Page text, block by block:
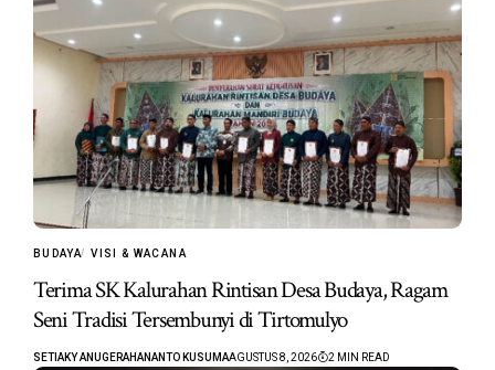
BUDAYA VISI & WACANA
Terima SK Kalurahan Rintisan Desa Budaya, Ragam
Seni Tradisi Tersembunyi di Tirtomulyo
SETIAKY ANUGERAHANANTO KUSUMAAGUSTUS 8, 2026 2 MIN READ